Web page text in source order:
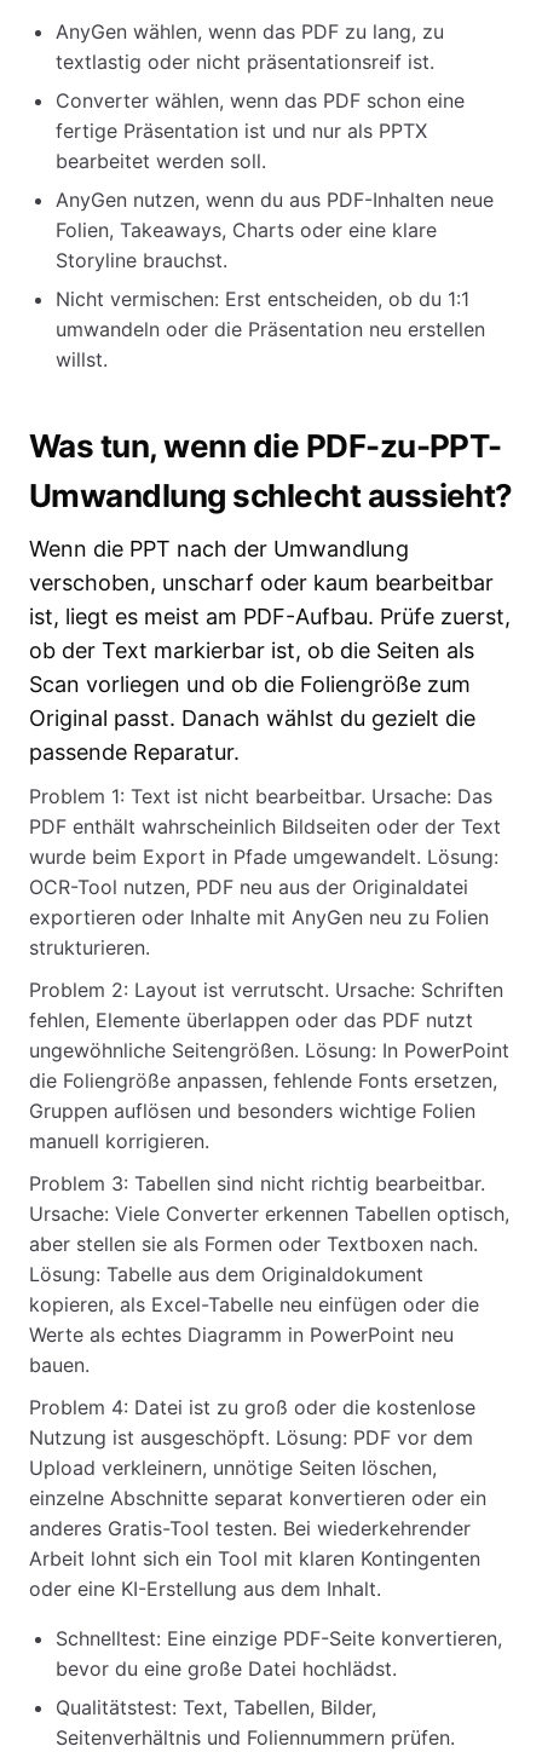
AnyGen wählen, wenn das PDF zu lang, zu
textlastig oder nicht präsentationsreif ist.
Converter wählen, wenn das PDF schon eine
fertige Präsentation ist und nur als PPTX
bearbeitet werden soll.
AnyGen nutzen, wenn du aus PDF-Inhalten neue
Folien, Takeaways, Charts oder eine klare
Storyline brauchst.
Nicht vermischen: Erst entscheiden, ob du 1:1
umwandeln oder die Präsentation neu erstellen
willst.
Was tun, wenn die PDF-zu-PPT-
Umwandlung schlecht aussieht?
Wenn die PPT nach der Umwandlung
verschoben, unscharf oder kaum bearbeitbar
ist, liegt es meist am PDF-Aufbau. Prüfe zuerst,
ob der Text markierbar ist, ob die Seiten als
Scan vorliegen und ob die Foliengröße zum
Original passt. Danach wählst du gezielt die
passende Reparatur.
Problem 1: Text ist nicht bearbeitbar. Ursache: Das
PDF enthält wahrscheinlich Bildseiten oder der Text
wurde beim Export in Pfade umgewandelt. Lösung:
OCR-Tool nutzen, PDF neu aus der Originaldatei
exportieren oder Inhalte mit AnyGen neu zu Folien
strukturieren.
Problem 2: Layout ist verrutscht. Ursache: Schriften
fehlen, Elemente überlappen oder das PDF nutzt
ungewöhnliche Seitengrößen. Lösung: In PowerPoint
die Foliengröße anpassen, fehlende Fonts ersetzen,
Gruppen auflösen und besonders wichtige Folien
manuell korrigieren.
Problem 3: Tabellen sind nicht richtig bearbeitbar.
Ursache: Viele Converter erkennen Tabellen optisch,
aber stellen sie als Formen oder Textboxen nach.
Lösung: Tabelle aus dem Originaldokument
kopieren, als Excel-Tabelle neu einfügen oder die
Werte als echtes Diagramm in PowerPoint neu
bauen.
Problem 4: Datei ist zu groß oder die kostenlose
Nutzung ist ausgeschöpft. Lösung: PDF vor dem
Upload verkleinern, unnötige Seiten löschen,
einzelne Abschnitte separat konvertieren oder ein
anderes Gratis-Tool testen. Bei wiederkehrender
Arbeit lohnt sich ein Tool mit klaren Kontingenten
oder eine KI-Erstellung aus dem Inhalt.
Schnelltest: Eine einzige PDF-Seite konvertieren,
bevor du eine große Datei hochlädst.
Qualitätstest: Text, Tabellen, Bilder,
Seitenverhältnis und Foliennummern prüfen.